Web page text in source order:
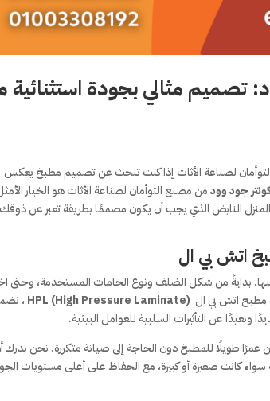
مثالي بجودة استثنائية
لصناعة الأثاث إذا كنت تبحث عن تصميم مطبخ يعكس
من مصنع التوأمان لصناعة الأثاث هو الخيار
النابض الذي يجب أن يكون مصممًا بطريقة تعبر عن
اتش بي ال
بدايةً من شكل الضلف ونوع الخامات المستخدمة، وحتى
مطبخ اتش بي ال HPL (High Pressure Laminate) ،
عن التأثيرات السلبية للعوامل البيئية.
عمرًا طويلًا للمطبخ دون الحاجة إلى صيانة متكررة. نحن ندرك
كانت صغيرة أو كبيرة، مع الحفاظ على أعلى مستويات